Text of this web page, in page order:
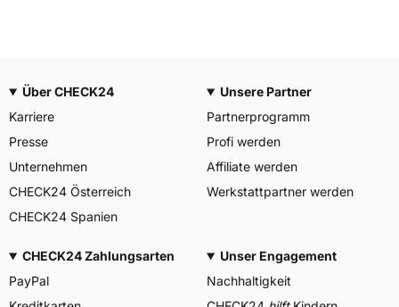
Über CHECK24
Karriere
Presse
Unternehmen
CHECK24 Österreich
CHECK24 Spanien
Unsere Partner
Partnerprogramm
Profi werden
Affiliate werden
Werkstattpartner werden
CHECK24 Zahlungsarten
PayPal
Unser Engagement
Nachhaltigkeit